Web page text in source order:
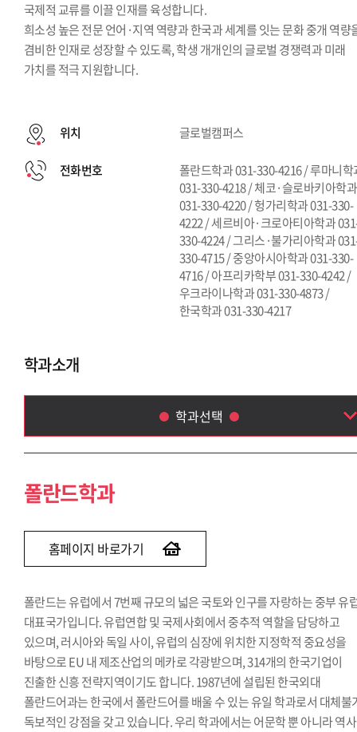
국제적 교류를 이끌 인재를 육성합니다.
희소성 높은 전문 언어·지역 역량과 한국과 세계를 잇는 문화 중개 역량
겸비한 인재로 성장할 수 있도록, 학생 개개인의 글로벌 경쟁력과 미래
가치를 적극 지원합니다.
위치 글로벌캠퍼스
전화번호
폴란드학과 031-330-4216 / 루마니학
031-330-4218 / 체코·슬로바키아학과
031-330-4220 / 헝가리학과 031-330-
4222 / 세르비아·크로아티아학과
330-4224 / 그리스·불가리아학과
330-4715 / 중앙아시아학과 031-330-
4716 / 아프리카학부 031-330-4242 /
우크라이나학과 031-330-4873 /
한국학과 031-330-4217
학과소개
학과선택
폴란드학과
세르비아·크로아티아학과
그리스·불가리아학과
아프리카학부
우크라이나학과
한국학과
폴란드학과
홈페이지 바로가기
폴란드는 유럽에서 7번째 규모의 넓은 국토와 인구를 자랑하는 중부 유
대표국가입니다. 유럽연합 및 국제사회에서 중추적 역할을 담당하고
있으며, 러시아와 독일 사이, 유럽의 심장에 위치한 지정학적 중요성을
바탕으로 EU 내 제조산업의 메카로 각광받으며, 314개의 한국기업이
진출한 신흥 전략지역이기도 합니다. 1987년에 설립된 한국외대
폴란드어과는 한국에서 폴란드어를 배울 수 있는 유일 학과로서 대체불
독보적인 강점을 갖고 있습니다. 우리 학과에서는 어문학 뿐 아니라 역